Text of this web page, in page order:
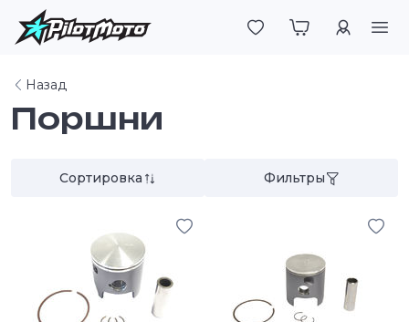
Войти
Назад
Поршни
Сортировка Фильтры